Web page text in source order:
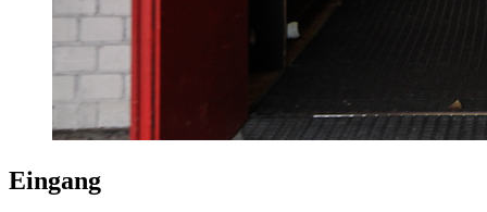
Eingang